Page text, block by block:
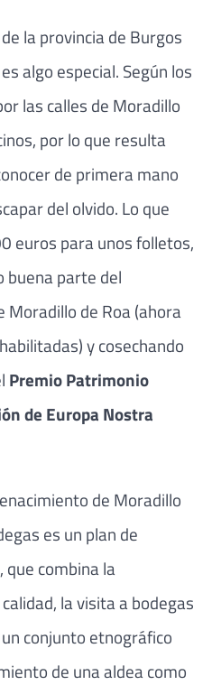
la provincia de Burgos
algo especial. Según los
las calles de Moradillo
por lo que resulta
de primera mano
del olvido. Lo que
euros para unos folletos,
buena parte del
de Roa (ahora
y cosechando
Premio Patrimonio
de Europa Nostra
de Moradillo
es un plan de
combina la
la visita a bodegas
conjunto etnográfico
de una aldea como